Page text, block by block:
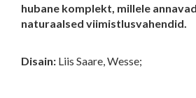
hubane komplekt, millele
naturaalsed viimistlusvahendid.
Disain: Liis Saare, Wesse;